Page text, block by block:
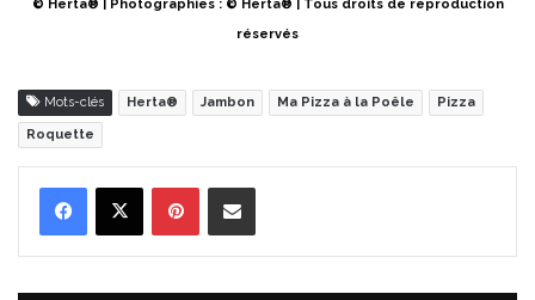
© Herta® | Photographies : © Herta® | Tous droits de reproduction
réservés
Mots-clés Herta® Jambon Ma Pizza à la Poêle Pizza
Roquette